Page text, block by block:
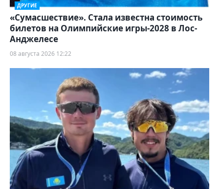
ДРУГИЕ
«Сумасшествие». Стала известна стоимость
билетов на Олимпийские игры-2028 в Лос-
Анджелесе
08 августа 2026 12:22